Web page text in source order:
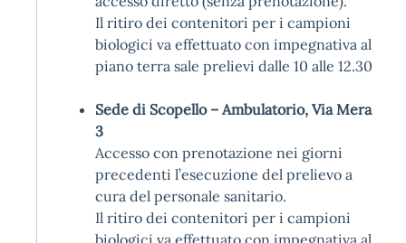
Il ritiro dei contenitori per i campioni
biologici va effettuato con impegnativa al
piano terra sale prelievi dalle 10 alle 12.30
Sede di Scopello – Ambulatorio, Via Mera
3
Accesso con prenotazione nei giorni
precedenti l’esecuzione del prelievo a
cura del personale sanitario.
Il ritiro dei contenitori per i campioni
biologici va effettuato con impegnativa al